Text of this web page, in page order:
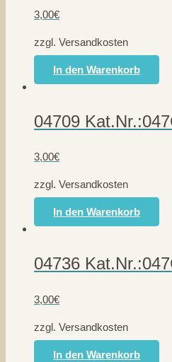
3,00€
zzgl. Versandkosten
In den Warenkorb
04709
3,00€
zzgl. Versandkosten
In den Warenkorb
04736
3,00€
zzgl. Versandkosten
In den Warenkorb